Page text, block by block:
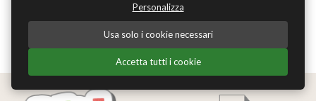
Personalizza
Usa solo i cookie necessari
Accetta tutti i cookie